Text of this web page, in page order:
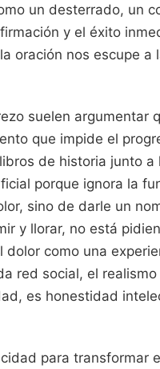
un desterrado, un
y el éxito
oración nos escupe a
suelen argumentar
que impide el
de historia junto a
porque ignora la
sino de darle un
y llorar, no está
como una
red social, el
es honestidad
para transformar